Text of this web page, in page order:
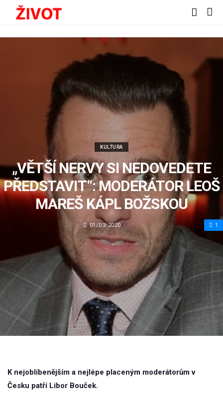
KULTURA
„VĚTŠÍ NERVY SI NEDOVEDETE
PŘEDSTAVIT“: MODERÁTOR LEOŠ
MAREŠ KÁPL BOŽSKOU
01/03/2020 1
K nejoblíbenějším a nejlépe placeným moderátorům v
Česku patří Libor Bouček.